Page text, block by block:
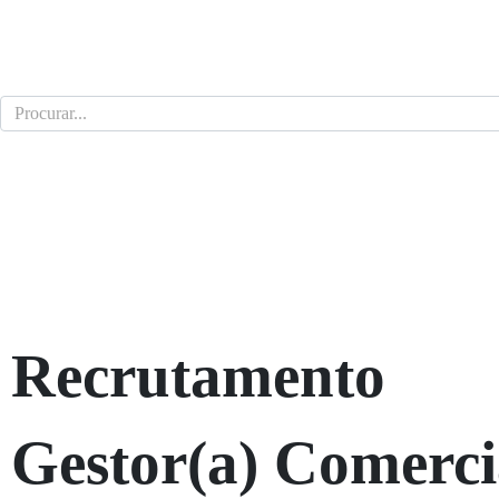
Recrutamento
Gestor(a)